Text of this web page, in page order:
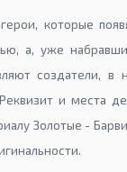
которые
а, уже
создатели, в
и места
Золотые -